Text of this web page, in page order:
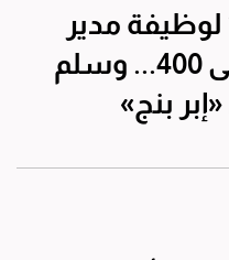
نتوقع تقدُّم 1900 لوظيفة مدير
ومساعد ونحتاج إلى 400... وسلم
بنج»